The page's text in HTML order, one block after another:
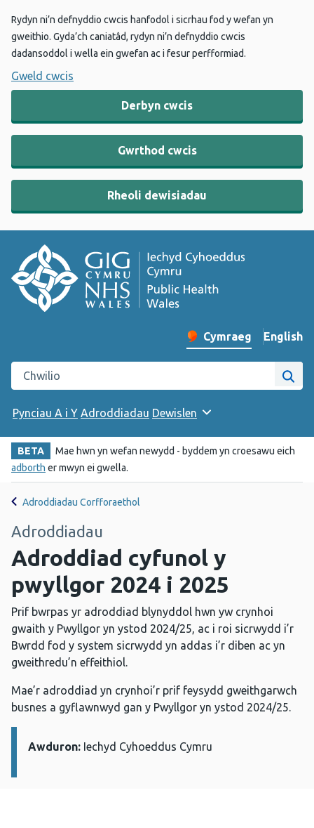
Rydyn ni’n defnyddio cwcis hanfodol i sicrhau fod y wefan yn
gweithio. Gyda’ch caniatâd, rydyn ni’n defnyddio cwcis
dadansoddol i wella ein gwefan ac i fesur perfformiad.
Gweld cwcis
Derbyn cwcis
Gwrthod cwcis
Rheoli dewisiadau
Newid iaith y wefan
Cymraeg English
–
Chwilio gwefan Iechyd Cyhoeddus Cymru
Pynciau A i Y Adroddiadau Dewislen
BETA
Mae hwn yn wefan newydd - byddem yn croesawu eich
adborth er mwyn ei gwella.
Adroddiadau Corfforaethol
Adroddiadau
Adroddiad cyfunol y
pwyllgor 2024 i 2025
Prif bwrpas yr adroddiad blynyddol hwn yw crynhoi
gwaith y Pwyllgor yn ystod 2024/25, ac i roi sicrwydd i’r
Bwrdd fod y system sicrwydd yn addas i’r diben ac yn
gweithredu’n effeithiol.
Mae’r adroddiad yn crynhoi’r prif feysydd gweithgarwch
busnes a gyflawnwyd gan y Pwyllgor yn ystod 2024/25.
Manylion:
Awduron: Iechyd Cyhoeddus Cymru